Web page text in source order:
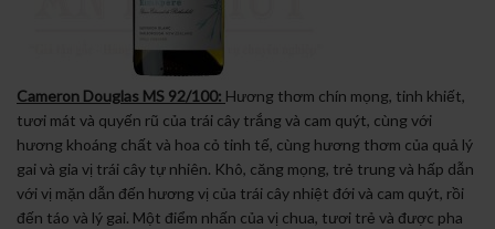
Cameron Douglas MS 92/100: Hương thơm chín mọng, tinh khiết,
tươi mát và quyến rũ của trái cây trắng và cam quýt, cùng với
hương khoáng chất và hoa cỏ tinh tế, cùng hương thơm của quả lý
gai và gia vị trái cây tự nhiên. Khô, căng mọng, trẻ trung và hấp dẫn
với vị mặn dẫn đến hương vị của trái cây nhiệt đới và cam quýt, rồi
đến táo và lý gai. Một điểm nhấn của vị chua, tươi trẻ và được pha